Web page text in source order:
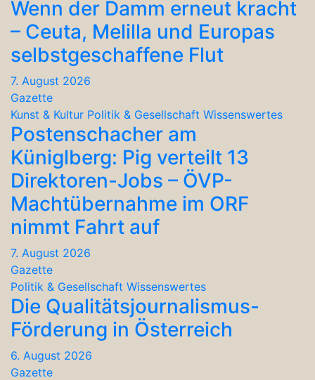
Wenn der Damm erneut kracht
– Ceuta, Melilla und Europas
selbstgeschaffene Flut
7. August 2026
Gazette
Kunst & Kultur Politik & Gesellschaft Wissenswertes
Postenschacher am
Küniglberg: Pig verteilt 13
Direktoren-Jobs – ÖVP-
Machtübernahme im ORF
nimmt Fahrt auf
7. August 2026
Gazette
Politik & Gesellschaft Wissenswertes
Die Qualitätsjournalismus-
Förderung in Österreich
6. August 2026
Gazette